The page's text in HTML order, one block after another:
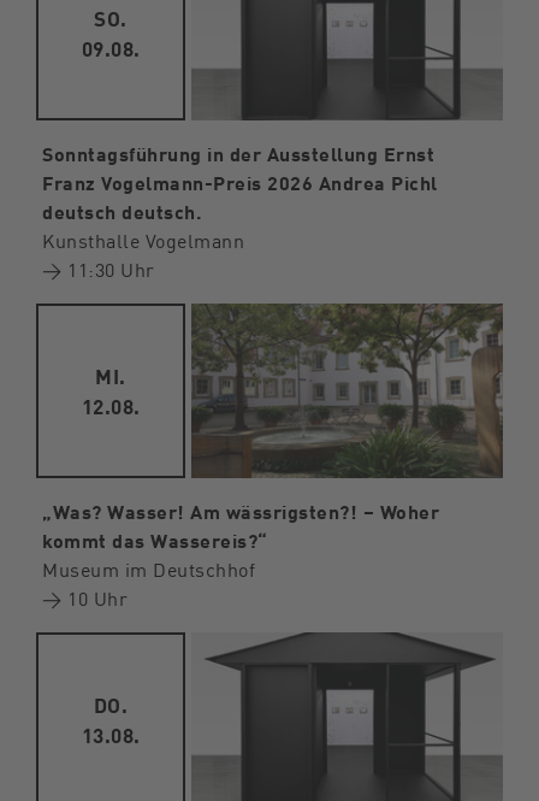
SO.
09.08.
Sonntagsführung in der Ausstellung Ernst
Franz Vogelmann-Preis 2026 Andrea Pichl
deutsch deutsch.
Kunsthalle Vogelmann
→ 11:30 Uhr
MI.
12.08.
„Was? Wasser! Am wässrigsten?! – Woher
kommt das Wassereis?“
Museum im Deutschhof
→ 10 Uhr
DO.
13.08.